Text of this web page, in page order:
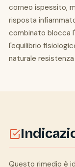
corneo ispessito,
risposta
combinato blocca
l'equilibrio
naturale
Questo rimedio è